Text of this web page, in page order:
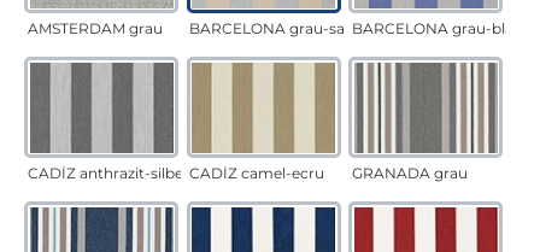
AMSTERDAM grau BARCELONA grau-sandBARCELONA grau-blau
CADÍZ anthrazit-silber CADÍZ camel-ecru GRANADA grau